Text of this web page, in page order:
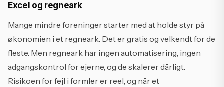
Excel og regneark
Mange mindre foreninger starter med at holde styr på
økonomien i et regneark. Det er gratis og velkendt for de
fleste. Men regneark har ingen automatisering, ingen
adgangskontrol for ejerne, og de skalerer dårligt.
Risikoen for fejl i formler er reel, og når et